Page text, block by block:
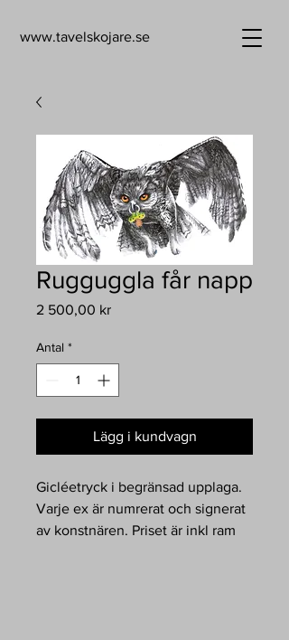
www.tavelskojare.se
Rugguggla får napp
2 500,00 krPris
Antal *
Lägg i kundvagn
Gicléetryck i begränsad upplaga.
Varje ex är numrerat och signerat
av konstnären. Priset är inkl ram